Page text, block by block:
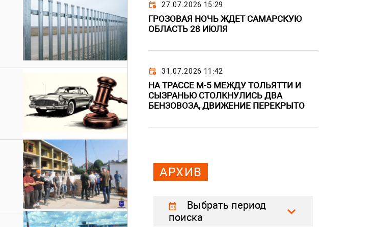
27.07.2026 15:29
ГРОЗОВАЯ НОЧЬ ЖДЕТ САМАРСКУЮ
ОБЛАСТЬ 28 ИЮЛЯ
31.07.2026 11:42
НА ТРАССЕ М-5 МЕЖДУ ТОЛЬЯТТИ И
СЫЗРАНЬЮ СТОЛКНУЛИСЬ ДВА
БЕНЗОВОЗА, ДВИЖЕНИЕ ПЕРЕКРЫТО
АРХИВ
Выбрать период
поиска